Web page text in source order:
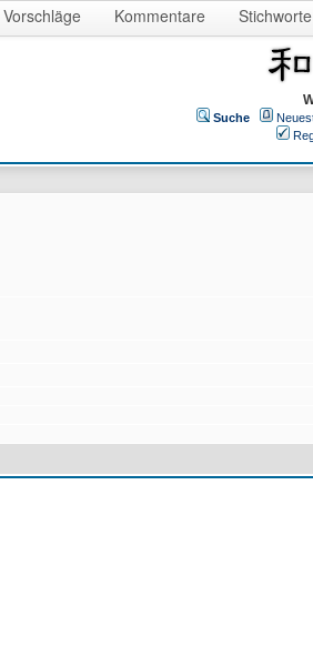
Vorschläge Kommentare Stichworte
Suche